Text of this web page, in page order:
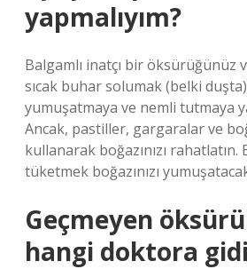
yapmalıyım?
Balgamlı inatçı bir öksürüğünüz
sıcak buhar solumak (belki duşta)
yumuşatmaya ve nemli tutmaya
Ancak, pastiller, gargaralar ve
kullanarak boğazınızı rahatlatın.
tüketmek boğazınızı
Geçmeyen
hangi doktora